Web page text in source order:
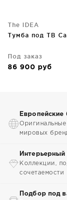
The IDEA
Тумба под ТВ
Под заказ
86 900 руб
Европейские
мировых
Коллекции,
сочетаемости
Подбор под